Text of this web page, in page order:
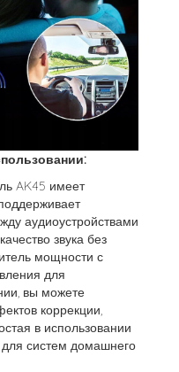
AK45 имеет
аудиоустройствами
звука без
мощности с
для
вы можете
коррекции,
в использовании
систем домашнего